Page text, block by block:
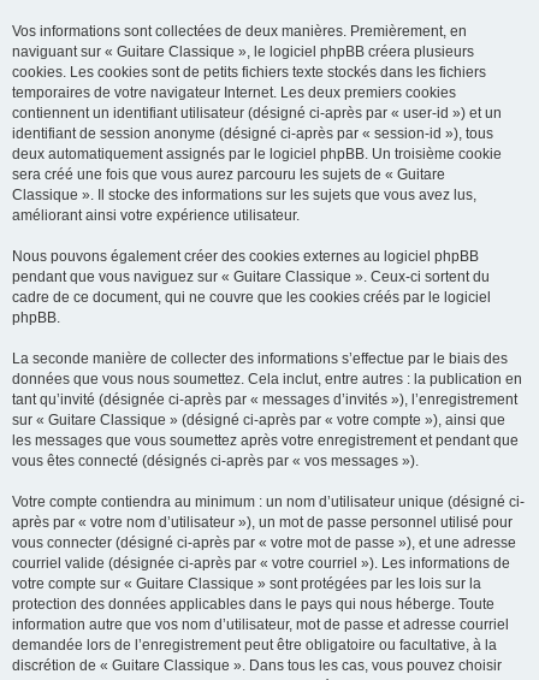
Vos informations sont collectées de deux manières. Premièrement, en
naviguant sur « Guitare Classique », le logiciel phpBB créera plusieurs
cookies. Les cookies sont de petits fichiers texte stockés dans les fichiers
temporaires de votre navigateur Internet. Les deux premiers cookies
contiennent un identifiant utilisateur (désigné ci-après par « user-id ») et un
identifiant de session anonyme (désigné ci-après par « session-id »), tous
deux automatiquement assignés par le logiciel phpBB. Un troisième cookie
sera créé une fois que vous aurez parcouru les sujets de « Guitare
Classique ». Il stocke des informations sur les sujets que vous avez lus,
améliorant ainsi votre expérience utilisateur.
Nous pouvons également créer des cookies externes au logiciel phpBB
pendant que vous naviguez sur « Guitare Classique ». Ceux-ci sortent du
cadre de ce document, qui ne couvre que les cookies créés par le logiciel
phpBB.
La seconde manière de collecter des informations s’effectue par le biais des
données que vous nous soumettez. Cela inclut, entre autres : la publication en
tant qu’invité (désignée ci-après par « messages d’invités »), l’enregistrement
sur « Guitare Classique » (désigné ci-après par « votre compte »), ainsi que
les messages que vous soumettez après votre enregistrement et pendant que
vous êtes connecté (désignés ci-après par « vos messages »).
Votre compte contiendra au minimum : un nom d’utilisateur unique (désigné ci-
après par « votre nom d’utilisateur »), un mot de passe personnel utilisé pour
vous connecter (désigné ci-après par « votre mot de passe »), et une adresse
courriel valide (désignée ci-après par « votre courriel »). Les informations de
votre compte sur « Guitare Classique » sont protégées par les lois sur la
protection des données applicables dans le pays qui nous héberge. Toute
information autre que vos nom d’utilisateur, mot de passe et adresse courriel
demandée lors de l’enregistrement peut être obligatoire ou facultative, à la
discrétion de « Guitare Classique ». Dans tous les cas, vous pouvez choisir